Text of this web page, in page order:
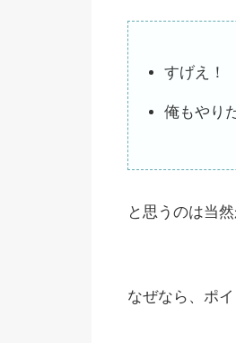
すげえ！
俺もやり
と思うのは当
なぜなら、ポ